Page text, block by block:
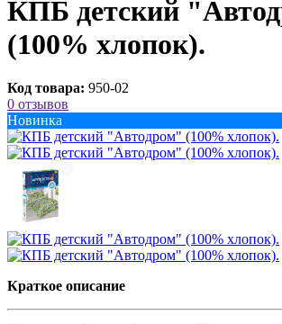
КПБ детский
(100% хлопок).
Код товара: 950-02
0 отзывов
Новинка
Краткое описание